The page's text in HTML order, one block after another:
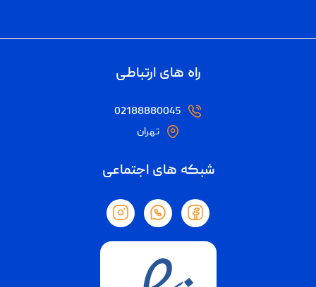
راه های ارتباطی
02188880045
تهران
شبکه های اجتماعی